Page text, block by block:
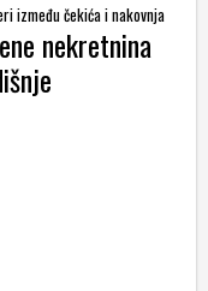
između čekića i nakovnja
nekretnina